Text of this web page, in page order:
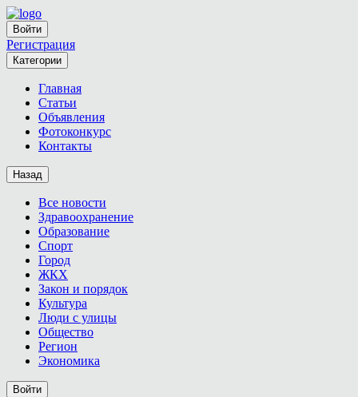
Войти
Регистрация
Категории
Главная
Статьи
Объявления
Фотоконкурс
Контакты
Назад
Все новости
Здравоохранение
Образование
Спорт
Город
ЖКХ
Закон и порядок
Культура
Люди с улицы
Общество
Регион
Экономика
Войти